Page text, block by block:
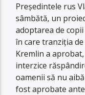
Preşedintele rus
sâmbătă, un
adoptarea de
în care tranziţia
Kremlin a
interzice
oamenii să nu
fost aprobate